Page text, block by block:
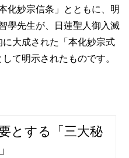
化妙宗信条」とともに、明
學先生が、日蓮聖人御入滅
大成された「本化妙宗式
て明示されたものです。
とする「三大秘